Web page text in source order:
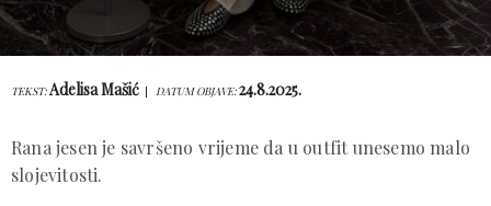
TEKST:Adelisa Mašić DATUM OBJAVE:24.8.2025.
Rana jesen je savršeno vrijeme da u outfit unesemo malo
slojevitosti.